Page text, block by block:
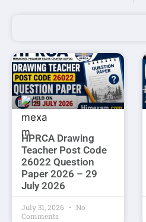
HPRCA Drawing
Teacher Post Code
26022 Question
Paper 2026 – 29
July 2026
July 31, 2026
No
Comments